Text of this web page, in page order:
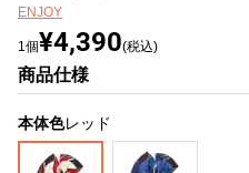
ENJOY
1個¥4,390(税込)
商品仕様
本体色レッド